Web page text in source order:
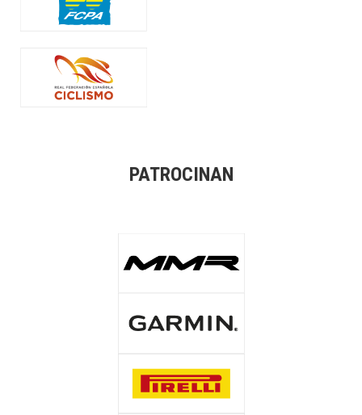
PATROCINAN